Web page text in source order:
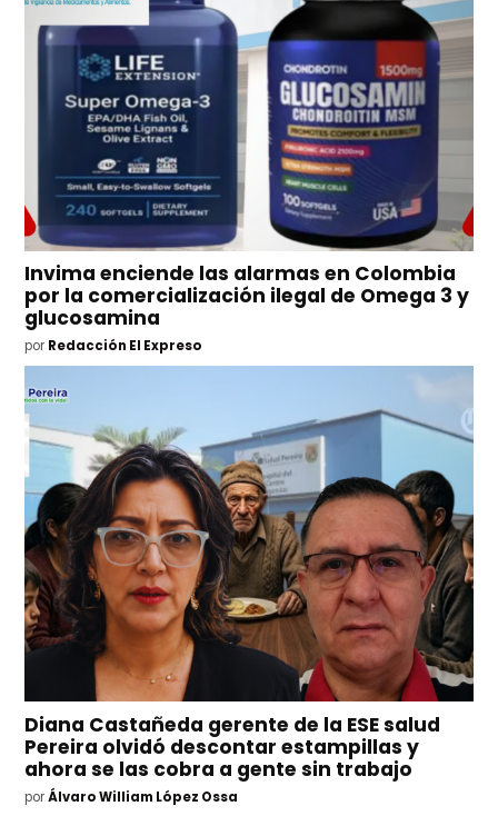
Invima enciende las alarmas en Colombia
por la comercialización ilegal de Omega 3 y
glucosamina
por Redacción El Expreso
Diana Castañeda gerente de la ESE salud
Pereira olvidó descontar estampillas y
ahora se las cobra a gente sin trabajo
por Álvaro William López Ossa